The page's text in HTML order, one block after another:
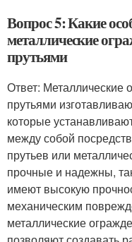
Вопрос 5: Какие
металлические
прутьями
Ответ: Металлические
прутьями
которые
между собой
прутьев или
прочные и надежны,
имеют высокую
механическим
металлические